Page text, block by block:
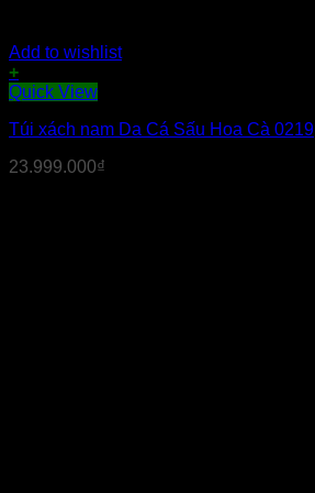
Add to wishlist
+
Quick View
Túi xách nam Da Cá Sấu Hoa Cà 0219
23.999.000₫